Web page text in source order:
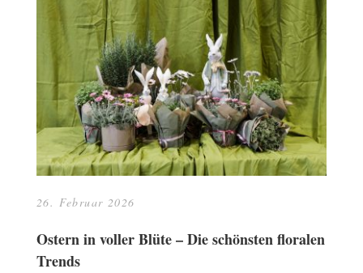
26. Februar 2026
Ostern in voller Blüte – Die schönsten floralen
Trends